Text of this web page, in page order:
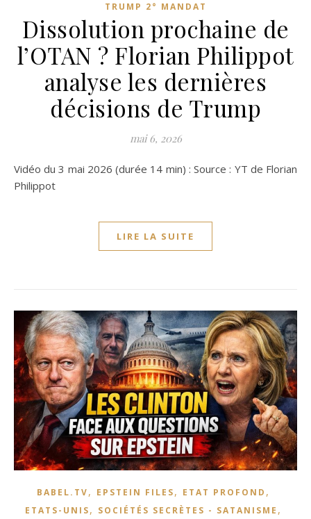
TRUMP 2° MANDAT
Dissolution prochaine de
l’OTAN ? Florian Philippot
analyse les dernières
décisions de Trump
mai 6, 2026
Vidéo du 3 mai 2026 (durée 14 min) : Source : YT de Florian
Philippot
LIRE LA SUITE
BABEL.TV, EPSTEIN FILES, ETAT PROFOND ,
ETATS-UNIS, SOCIÉTÉS SECRÈTES - SATANISME ,